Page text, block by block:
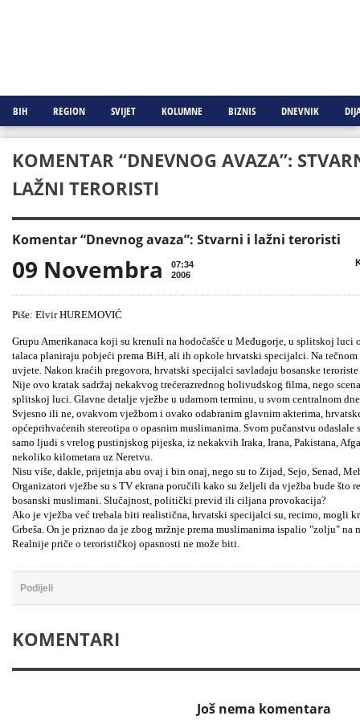
BIH REGION SVIJET KOLUMNE BIZNIS DNEVNIK
KOMENTAR “DNEVNOG AVAZA”:
LAŽNI TERORISTI
Komentar “Dnevnog avaza”: Stvarni i lažni teroristi
09 Novembra
07:34
2006
Piše: Elvir HUREMOVIĆ
Grupu Amerikanaca koji su krenuli na hodočašće u Međugorje, u splitskoj
talaca planiraju pobjeći prema BiH, ali ih opkole hrvatski specijalci. Na
uvjete. Nakon kraćih pregovora, hrvatski specijalci savladaju bosanske
Nije ovo kratak sadržaj nekakvog trećerazrednog holivudskog filma, nego
splitskoj luci. Glavne detalje vježbe u udarnom terminu, u svom centralnom
Svjesno ili ne, ovakvom vježbom i ovako odabranim glavnim akterima,
općeprihvaćenih stereotipa o opasnim muslimanima. Svom pučanstvu
samo ljudi s vrelog pustinjskog pijeska, iz nekakvih Iraka, Irana, Pakistana,
nekoliko kilometara uz Neretvu.
Nisu više, dakle, prijetnja abu ovaj i bin onaj, nego su to Zijad, Sejo, Senad,
Organizatori vježbe su s TV ekrana poručili kako su željeli da vježba bude što
bosanski muslimani. Slučajnost, politički previd ili ciljana provokacija?
Ako je vježba već trebala biti realistična, hrvatski specijalci su, recimo, mogli
Grbeša. On je priznao da je zbog mržnje prema muslimanima ispalio "zolju" na
Realnije priče o terorističkoj opasnosti ne može biti.
Podijeli
KOMENTARI
Još nema komentara